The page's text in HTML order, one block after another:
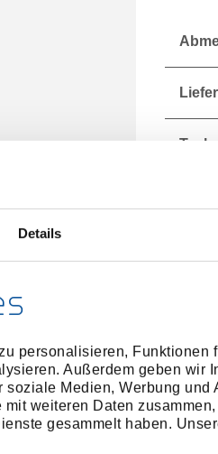
Details
personalisieren, Funktionen
Außerdem geben wir
Medien, Werbung und
weiteren Daten
gesammelt haben.